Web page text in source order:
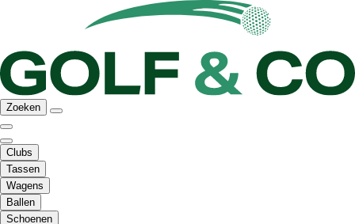
Zoeken
Clubs
Tassen
Wagens
Ballen
Schoenen